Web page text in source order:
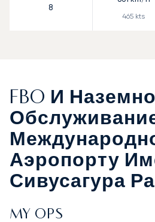
8
465 kts
FBO И
Аэропорту
Сивусагура
MY OPS